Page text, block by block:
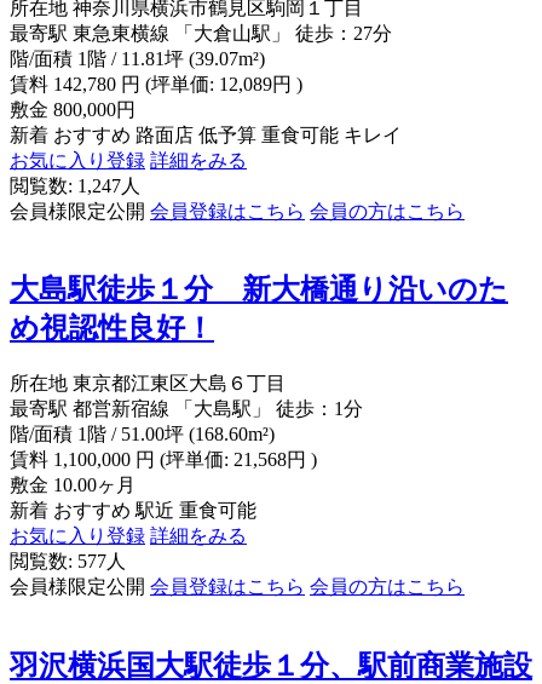
所在地 神奈川県横浜市鶴見区駒岡１丁目
最寄駅 東急東横線 「大倉山駅」 徒歩：27分
階/面積 1階 / 11.81坪 (39.07m²)
賃料 142,780 円 (坪単価: 12,089円 )
敷金 800,000円
新着 おすすめ 路面店 低予算 重食可能 キレイ
お気に入り登録 詳細をみる
閲覧数: 1,247人
会員様限定公開 会員登録はこちら 会員の方はこちら
大島駅徒歩１分 新大橋通り沿いのた
め視認性良好！
所在地 東京都江東区大島６丁目
最寄駅 都営新宿線 「大島駅」 徒歩：1分
階/面積 1階 / 51.00坪 (168.60m²)
賃料 1,100,000 円 (坪単価: 21,568円 )
敷金 10.00ヶ月
新着 おすすめ 駅近 重食可能
お気に入り登録 詳細をみる
閲覧数: 577人
会員様限定公開 会員登録はこちら 会員の方はこちら
羽沢横浜国大駅徒歩１分、駅前商業施設